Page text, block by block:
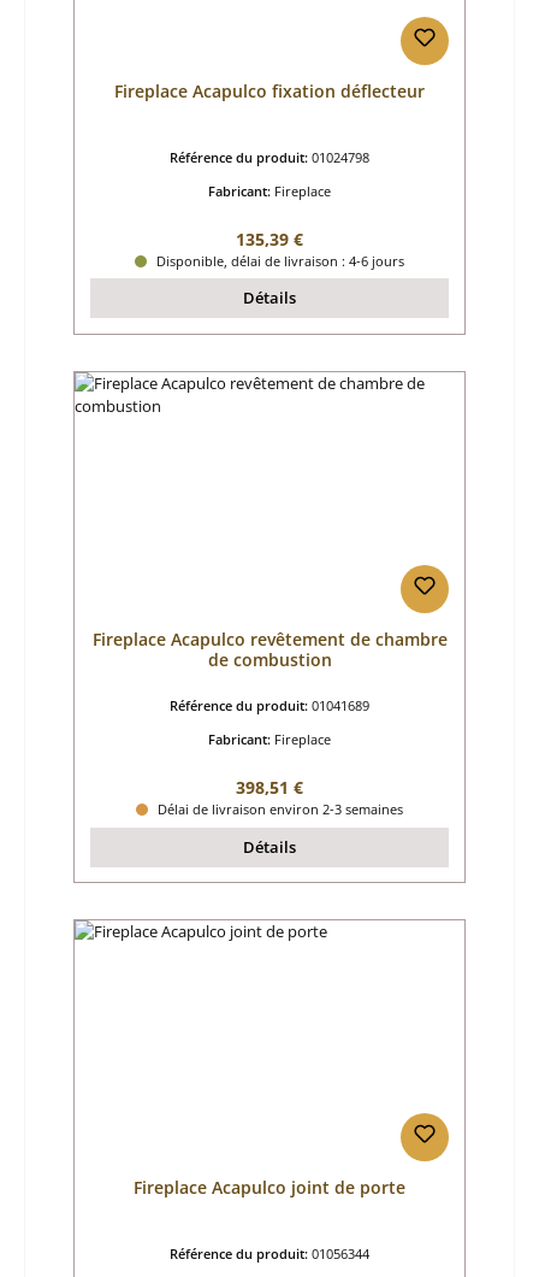
Fireplace Acapulco fixation déflecteur
Référence du produit: 01024798
Fabricant: Fireplace
Prix régulier :
135,39 €
Disponible, délai de livraison : 4-6 jours
Détails
Fireplace Acapulco revêtement de chambre
de combustion
Référence du produit: 01041689
Fabricant: Fireplace
Prix régulier :
398,51 €
Délai de livraison environ 2-3 semaines
Détails
Fireplace Acapulco joint de porte
Référence du produit: 01056344